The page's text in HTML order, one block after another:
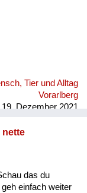
Tier und Alltag
Vorarlberg
19. Dezember 2021
nette
das du
einfach weiter